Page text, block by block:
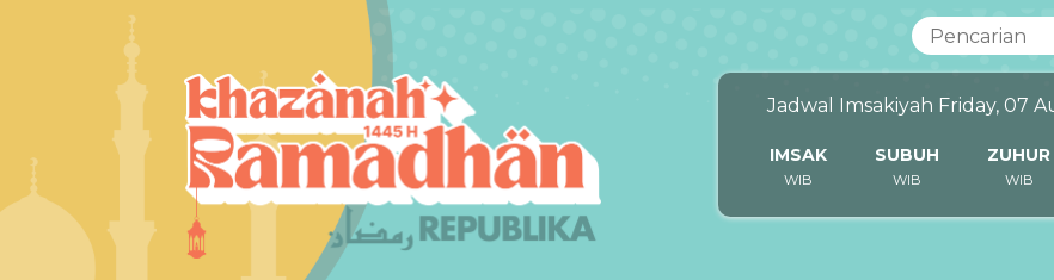
Jadwal Imsakiyah Friday, 07
IMSAK SUBUH ZUHUR
WIB WIB WIB